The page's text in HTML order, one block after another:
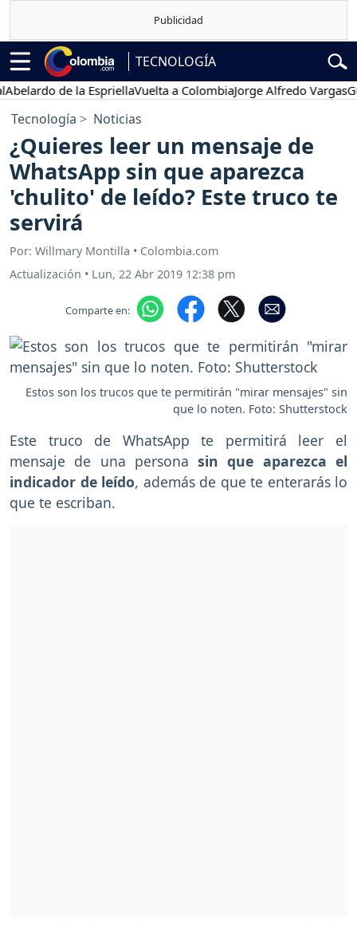
TECNOLOGÍA
de la EspriellaVuelta a ColombiaJorge Alfredo Vargas
Tecnología Noticias
¿Quieres leer un mensaje de
WhatsApp sin que aparezca
'chulito' de leído? Este truco te
servirá
Por: Willmary Montilla • Colombia.com
Actualización • Lun, 22 Abr 2019 12:38 pm
Comparte en:
Estos son los trucos que te permitirán "mirar mensajes" sin
que lo noten. Foto: Shutterstock
Este truco de WhatsApp te permitirá leer el
mensaje de una persona sin que aparezca el
indicador de leído, además de que te enterarás lo
que te escriban.